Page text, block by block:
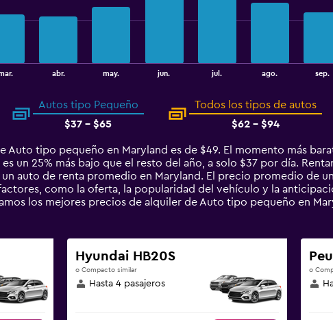
abr. may. jun. jul. ago. sep.
Autos tipo Pequeño
$37 - $65
Todos los tipos de autos
$62 - $94
Auto tipo pequeño en Maryland es de $49. El momento más
un 25% más bajo que el resto del año, a solo $37 por día.
auto de renta promedio en Maryland. El precio promedio de
como la oferta, la popularidad del vehículo y la
los mejores precios de alquiler de Auto tipo pequeño en
Hyundai HB20S
o Compacto similar
Hasta 4 pasajeros
o